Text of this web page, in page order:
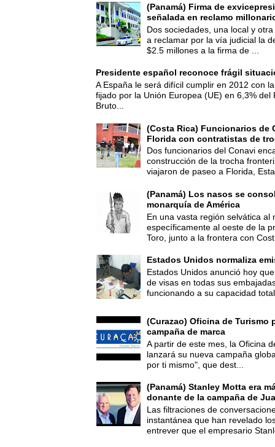
(Panamá) Firma de
señalada en reclamo
Dos sociedades, una local y
a reclamar por la vía judicial la
$2.5 millones a la firma de ...
Presidente español reconoce frágil
A España le será difícil cumplir en 2012 con
fijado por la Unión Europea (UE) en 6,3% del
Bruto...
(Costa Rica) Funcionarios de
Florida con contratistas de
Dos funcionarios del Conavi
construcción de la trocha
viajaron de paseo a Florida,
(Panamá) Los nasos se
monarquía de América
En una vasta región selvática al
específicamente al oeste de la
Toro, junto a la frontera con
Estados Unidos normaliza
Estados Unidos anunció hoy
de visas en todas sus
funcionando a su capacidad
(Curazao) Oficina de Turismo
campaña de marca
A partir de este mes, la Oficina
lanzará su nueva campaña
por ti mismo", que dest...
(Panamá) Stanley Motta era
donante de la campaña de
Las filtraciones de
instantánea que han revelado
entrever que el empresario